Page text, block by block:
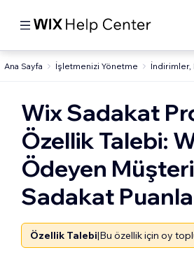
Ana Sayfa İşletmenizi Yönetme İndirimler,
Wix Sadakat
Özellik Talebi:
Ödeyen
Sadakat
Özellik Talebi|Bu özellik için oy